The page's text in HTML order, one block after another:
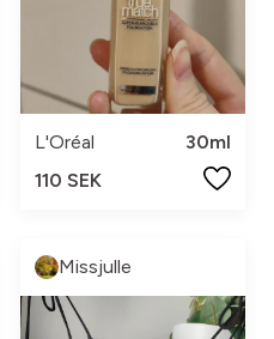
L'Oréal
30ml
110 SEK
Missjulle